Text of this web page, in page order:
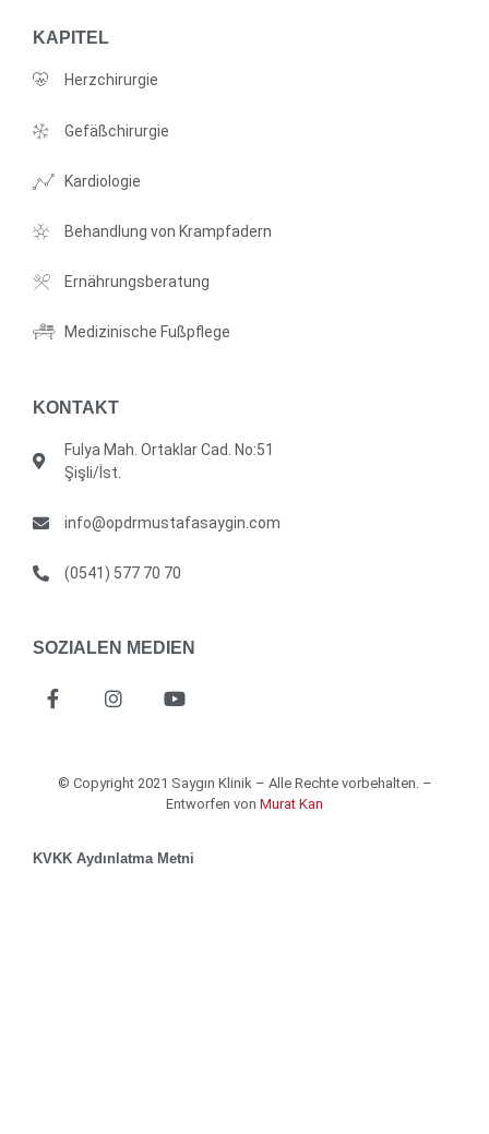
KAPITEL
Herzchirurgie
Gefäßchirurgie
Kardiologie
Behandlung von Krampfadern
Ernährungsberatung
Medizinische Fußpflege
KONTAKT
Fulya Mah. Ortaklar Cad. No:51
Şişli/İst.
info@opdrmustafasaygin.com
(0541) 577 70 70
SOZIALEN MEDIEN
© Copyright 2021 Saygın Klinik – Alle Rechte vorbehalten. –
Entworfen von Murat Kan
KVKK Aydınlatma Metni